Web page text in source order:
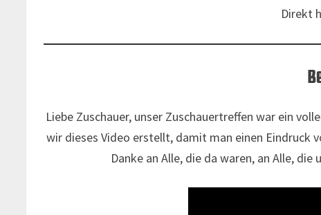
Direkt
Liebe Zuschauer, unser Zuschauertreffen war ein
wir dieses Video erstellt, damit man einen Eindruck
Danke an Alle, die da waren, an Alle,